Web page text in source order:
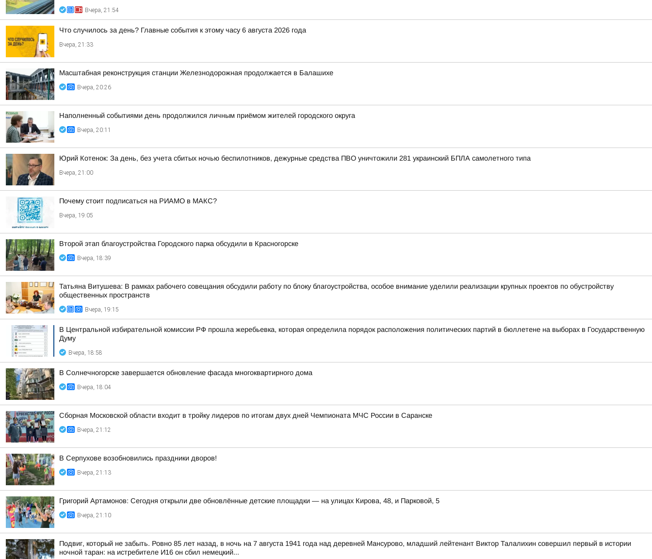
Вчера, 21:54
Что случилось за день? Главные события к этому часу 6 августа 2026 года
Вчера, 21:33
Масштабная реконструкция станции Железнодорожная продолжается в Балашихе
Вчера, 20:26
Наполненный событиями день продолжился личным приёмом жителей городского округа
Вчера, 20:11
Юрий Котенок: За день, без учета сбитых ночью беспилотников, дежурные средства ПВО уничтожили 281 украинский БПЛА самолетного типа
Вчера, 21:00
Почему стоит подписаться на РИАМО в МАКС?
Вчера, 19:05
Второй этап благоустройства Городского парка обсудили в Красногорске
Вчера, 18:39
Татьяна Витушева: В рамках рабочего совещания обсудили работу по блоку благоустройства, особое внимание уделили реализации крупных проектов по обустройству
общественных пространств
Вчера, 19:15
В Центральной избирательной комиссии РФ прошла жеребьевка, которая определила порядок расположения политических партий в бюллетене на выборах в Государственную
Думу
Вчера, 18:58
В Солнечногорске завершается обновление фасада многоквартирного дома
Вчера, 18:04
Сборная Московской области входит в тройку лидеров по итогам двух дней Чемпионата МЧС России в Саранске
Вчера, 21:12
В Серпухове возобновились праздники дворов!
Вчера, 21:13
Григорий Артамонов: Сегодня открыли две обновлённые детские площадки — на улицах Кирова, 48, и Парковой, 5
Вчера, 21:10
Подвиг, который не забыть. Ровно 85 лет назад, в ночь на 7 августа 1941 года над деревней Мансурово, младший лейтенант Виктор Талалихин совершил первый в истории
ночной таран: на истребителе И16 он сбил немецкий...